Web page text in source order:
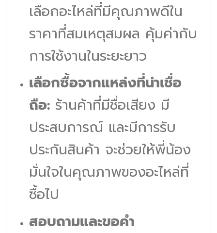
เลือกอะไหล่ที่มีคุณภาพดีใน
ราคาที่สมเหตุสมผล คุ้มค่ากับ
การใช้งานในระยะยาว
เลือกซื้อจากแหล่งที่น่าเชื่อ
ถือ:ร้านค้าที่มีชื่อเสียง มี
ประสบการณ์ และมีการรับ
ประกันสินค้า จะช่วยให้พี่น้อง
มั่นใจในคุณภาพของอะไหล่ที่
ซื้อไป
สอบถามและขอคำ